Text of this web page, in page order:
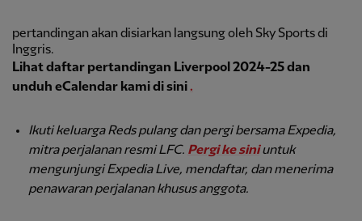
pertandingan akan disiarkan langsung oleh Sky Sports di
Inggris.
Lihat daftar pertandingan Liverpool 2024-25 dan
unduh eCalendar kami di sini.
Ikuti keluarga Reds pulang dan pergi bersama Expedia,
mitra perjalanan resmi LFC. Pergi ke sini untuk
mengunjungi Expedia Live, mendaftar, dan menerima
penawaran perjalanan khusus anggota.